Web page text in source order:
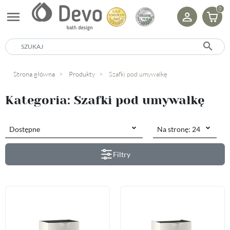
menu 0
search
Strona główna Produkty Szafki pod umywalkę
Kategoria: Szafki pod umywalkę
Filtry